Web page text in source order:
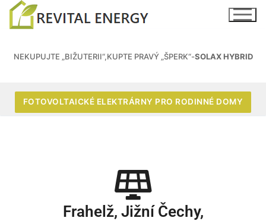
NEKUPUJTE „BIŽUTERII“,KUPTE PRAVÝ „ŠPERK“-SOLAX HYBRID
FOTOVOLTAICKÉ ELEKTRÁRNY PRO RODINNÉ DOMY
Frahelž, Jižní Čechy,